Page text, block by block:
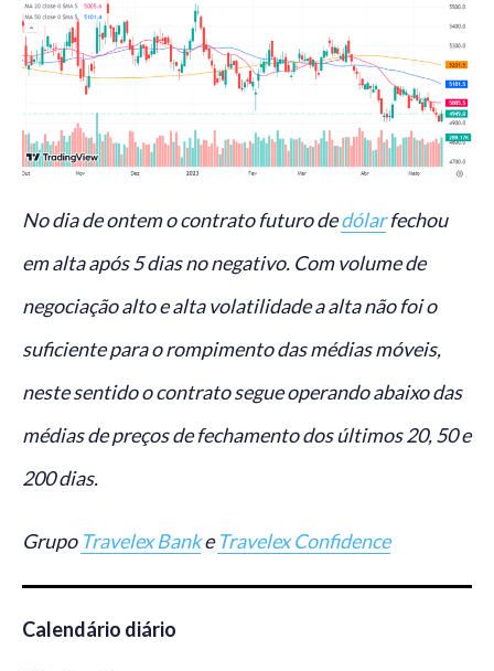
No dia de ontem o contrato futuro dedólarfechou
em alta após 5 dias no negativo. Com volume de
negociação alto e alta volatilidade a alta não foi o
suficiente para o rompimento das médias móveis,
neste sentido o contrato segue operando abaixo das
médias de preços de fechamento dos últimos 20, 50 e
200 dias.
Grupo Travelex BankeTravelex Confidence
Calendário diário